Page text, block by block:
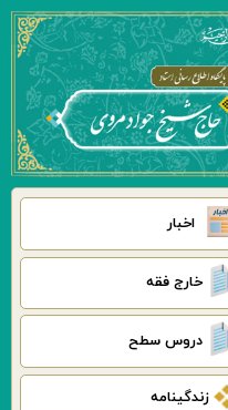
اخبار
خارج فقه
دروس سطح
زندگینامه